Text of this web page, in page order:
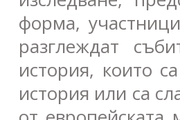
форма,
разглеждат
история, които
история или са